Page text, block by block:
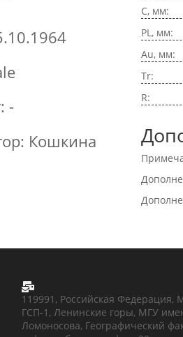
-
Кошкина
C, мм:
PL, мм:
Au, мм:
Tr:
R:

119991, Российская Федерация,
ГСП-1, Ленинские горы, МГУ
Ломоносова, Географический